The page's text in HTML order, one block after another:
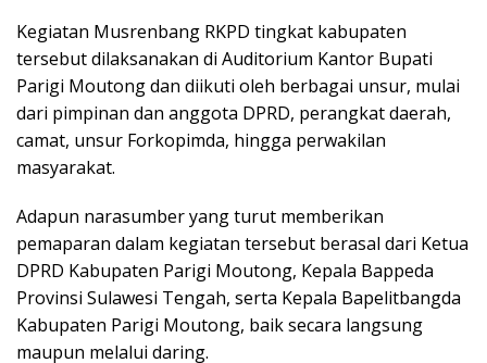
Kegiatan Musrenbang RKPD tingkat kabupaten
tersebut dilaksanakan di Auditorium Kantor Bupati
Parigi Moutong dan diikuti oleh berbagai unsur, mulai
dari pimpinan dan anggota DPRD, perangkat daerah,
camat, unsur Forkopimda, hingga perwakilan
masyarakat.
Adapun narasumber yang turut memberikan
pemaparan dalam kegiatan tersebut berasal dari Ketua
DPRD Kabupaten Parigi Moutong, Kepala Bappeda
Provinsi Sulawesi Tengah, serta Kepala Bapelitbangda
Kabupaten Parigi Moutong, baik secara langsung
maupun melalui daring.